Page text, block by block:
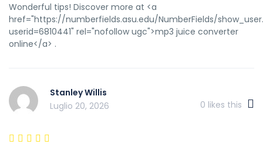
Wonderful tips! Discover more at <a
href="https://numberfields.asu.edu/NumberFields/
userid=6810441" rel="nofollow ugc">mp3 juice converter
online</a> .
Stanley Willis
Luglio 20, 2026
0 likes this